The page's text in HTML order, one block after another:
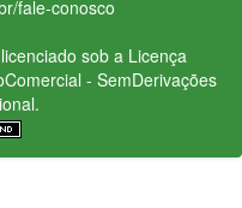
fale-conosco
sob a Licença
- SemDerivações